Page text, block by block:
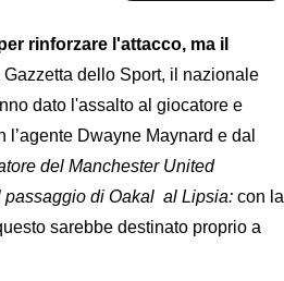
rinforzare l'attacco, ma il
dello Sport, il nazionale
dato l'assalto al giocatore e
Dwayne Maynard e dal
del Manchester United
passaggio di Oakal al Lipsia: con la
sarebbe destinato proprio a